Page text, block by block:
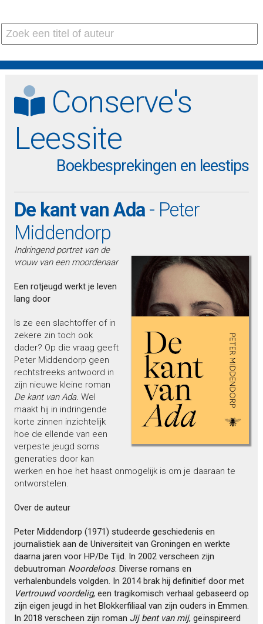
Conserve's
Leessite
Boekbesprekingen en leestips
De kant van Ada- Peter
Middendorp
Indringend portret van de
vrouw van een moordenaar
Een rotjeugd werkt je leven
lang door
Is ze een slachtoffer of in
zekere zin toch ook
dader? Op die vraag geeft
Peter Middendorp geen
rechtstreeks antwoord in
zijn nieuwe kleine roman
De kant van Ada. Wel
maakt hij in indringende
korte zinnen inzichtelijk
hoe de ellende van een
verpeste jeugd soms
generaties door kan
werken en hoe het haast onmogelijk is om je daaraan te
ontworstelen.
Over de auteur
Peter Middendorp (1971) studeerde geschiedenis en
journalistiek aan de Universiteit van Groningen en werkte
daarna jaren voor HP/De Tijd. In 2002 verscheen zijn
debuutroman Noordeloos. Diverse romans en
verhalenbundels volgden. In 2014 brak hij definitief door met
Vertrouwd voordelig, een tragikomisch verhaal gebaseerd op
zijn eigen jeugd in het Blokkerfiliaal van zijn ouders in Emmen.
In 2018 verscheen zijn roman Jij bent van mij, geïnspireerd